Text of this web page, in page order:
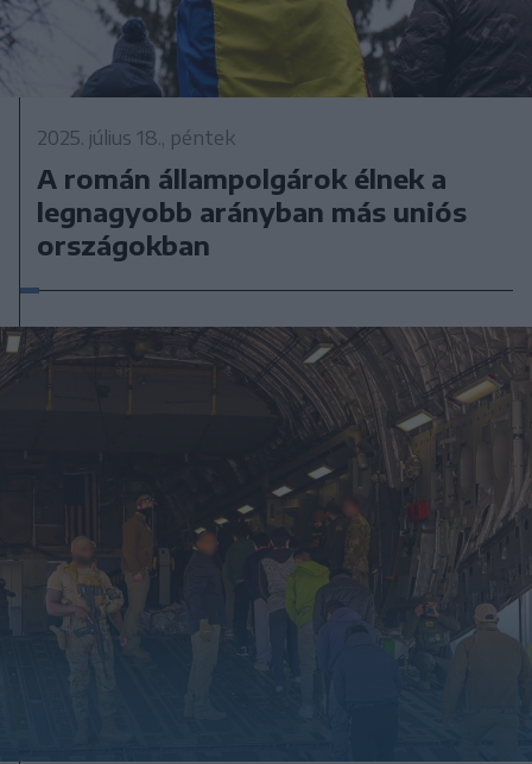
2025. július 18., péntek
A román állampolgárok élnek a
legnagyobb arányban más uniós
országokban